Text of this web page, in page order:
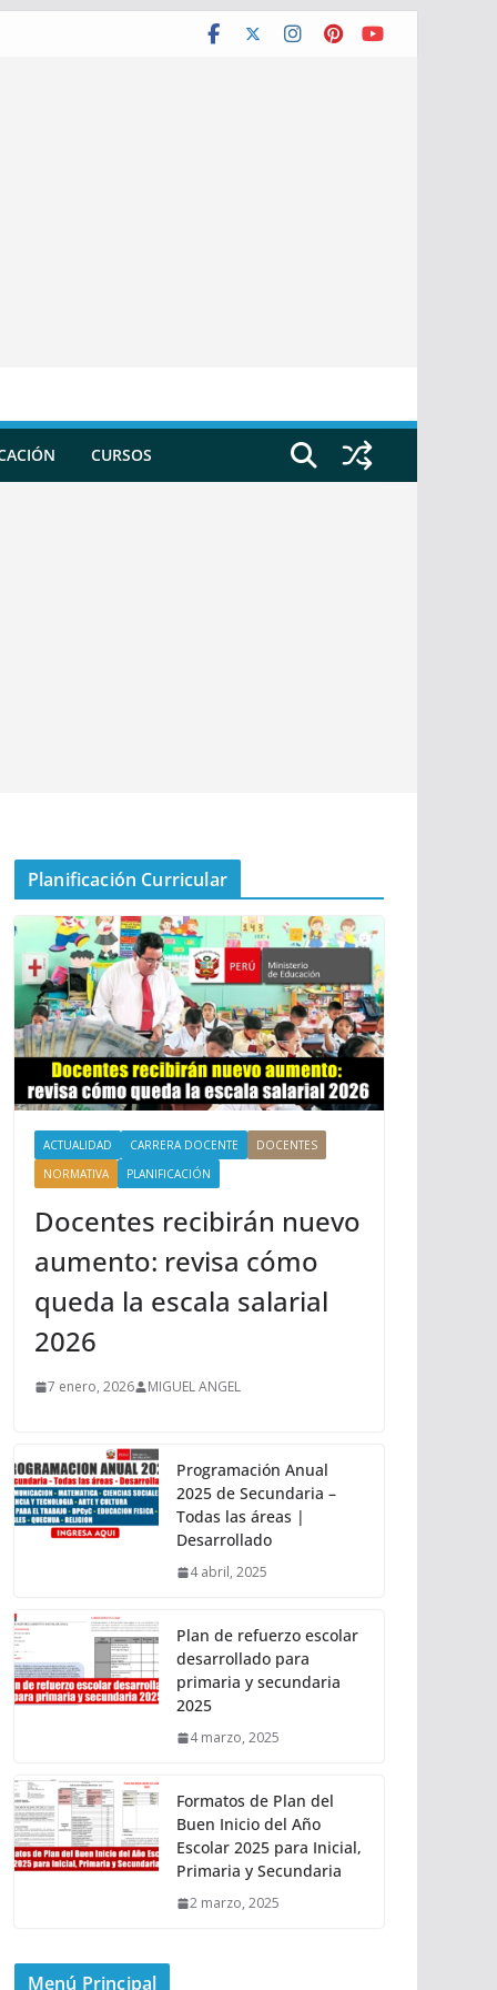
CURSOS
Planificación Curricular
ACTUALIDAD CARRERA DOCENTE
DOCENTES
NORMATIVA
PLANIFICACIÓN
Docentes recibirán nuevo
aumento: revisa cómo
queda la escala salarial
2026
7 enero, 2026 MIGUEL ANGEL
Programación Anual
2025 de Secundaria –
Todas las áreas |
Desarrollado
4 abril, 2025
Plan de refuerzo escolar
desarrollado para
primaria y secundaria
2025
4 marzo, 2025
Formatos de Plan del
Buen Inicio del Año
Escolar 2025 para Inicial,
Primaria y Secundaria
2 marzo, 2025
Menú Principal